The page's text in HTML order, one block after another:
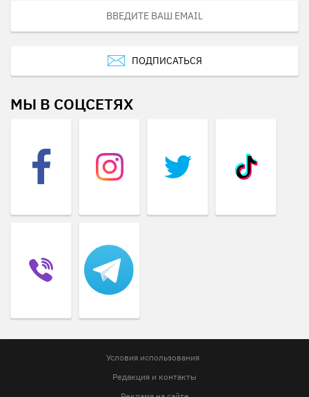
ПОДПИСАТЬСЯ
МЫ В СОЦСЕТЯХ
Условия использования
Редакция и контакты